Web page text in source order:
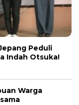
Peduli
Indah Otsuka!
Warga